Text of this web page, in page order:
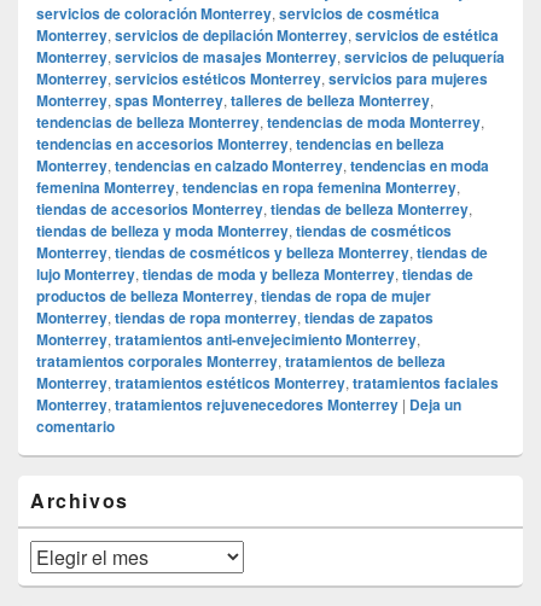
servicios de coloración Monterrey, servicios de cosmética
Monterrey, servicios de depilación Monterrey, servicios de estética
Monterrey, servicios de masajes Monterrey, servicios de peluquería
Monterrey, servicios estéticos Monterrey, servicios para mujeres
Monterrey, spas Monterrey, talleres de belleza Monterrey,
tendencias de belleza Monterrey, tendencias de moda Monterrey,
tendencias en accesorios Monterrey, tendencias en belleza
Monterrey, tendencias en calzado Monterrey, tendencias en moda
femenina Monterrey, tendencias en ropa femenina Monterrey,
tiendas de accesorios Monterrey, tiendas de belleza Monterrey,
tiendas de belleza y moda Monterrey, tiendas de cosméticos
Monterrey, tiendas de cosméticos y belleza Monterrey, tiendas de
lujo Monterrey, tiendas de moda y belleza Monterrey, tiendas de
productos de belleza Monterrey, tiendas de ropa de mujer
Monterrey, tiendas de ropa monterrey, tiendas de zapatos
Monterrey, tratamientos anti-envejecimiento Monterrey,
tratamientos corporales Monterrey, tratamientos de belleza
Monterrey, tratamientos estéticos Monterrey, tratamientos faciales
Monterrey, tratamientos rejuvenecedores Monterrey | Deja un
comentario
área
de
widget
barra
lateral
Archivos
Archivos